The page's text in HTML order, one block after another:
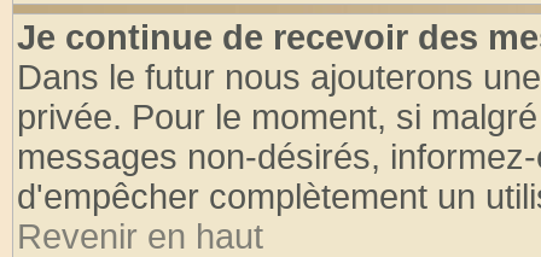
Je continue de recevoir des
Dans le futur nous ajouterons
privée. Pour le moment, si
messages non-désirés,
d'empêcher complètement un
Revenir en haut